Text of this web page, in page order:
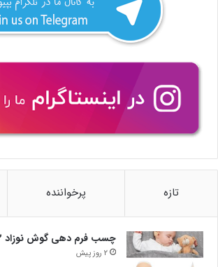
تازه پرخواننده
چسب فرم دهی گوش نوزاد 2 در 100 سانت
2 روز پیش